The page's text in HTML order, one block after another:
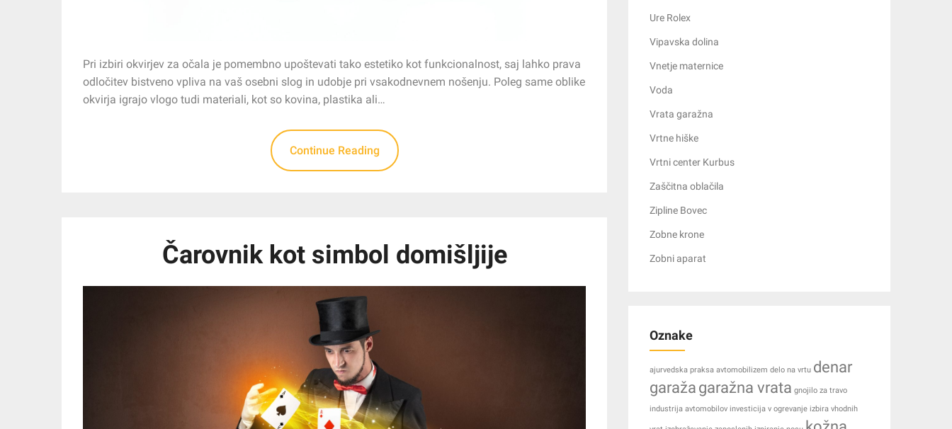
Pri izbiri okvirjev za očala je pomembno upoštevati tako estetiko kot funkcionalnost, saj lahko prava
odločitev bistveno vpliva na vaš osebni slog in udobje pri vsakodnevnem nošenju. Poleg same oblike
okvirja igrajo vlogo tudi materiali, kot so kovina, plastika ali…
Continue Reading
Čarovnik kot simbol domišljije
Ure Rolex
Vipavska dolina
Vnetje maternice
Voda
Vrata garažna
Vrtne hiške
Vrtni center Kurbus
Zaščitna oblačila
Zipline Bovec
Zobne krone
Zobni aparat
Oznake
ajurvedska praksa avtomobilizem delo na vrtu denar
garaža garažna vrata gnojilo za travo
industrija avtomobilov investicija v ogrevanje izbira vhodnih